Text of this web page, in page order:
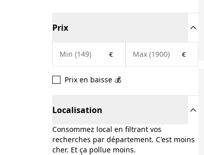
Prix
€ €
Prix en baisse 💰
Localisation
Consommez local en filtrant vos
recherches par département. C'est moins
cher. Et ça pollue moins.